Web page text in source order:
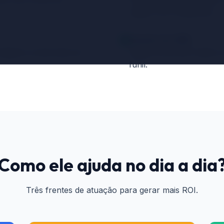
comerciais em
funil.
ele ajuda no dia a
Três frentes de atuação para gerar mais ROI.